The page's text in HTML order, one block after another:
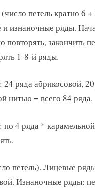
петель кратно 6
изнаночные ряды.
повторять, закончить
1-8-й ряды.
: 24 ряда абрикосовой,
нитью = всего 84 ряда.
: по 4 ряда *
петель). Лицевые
Изнаночные ряды: